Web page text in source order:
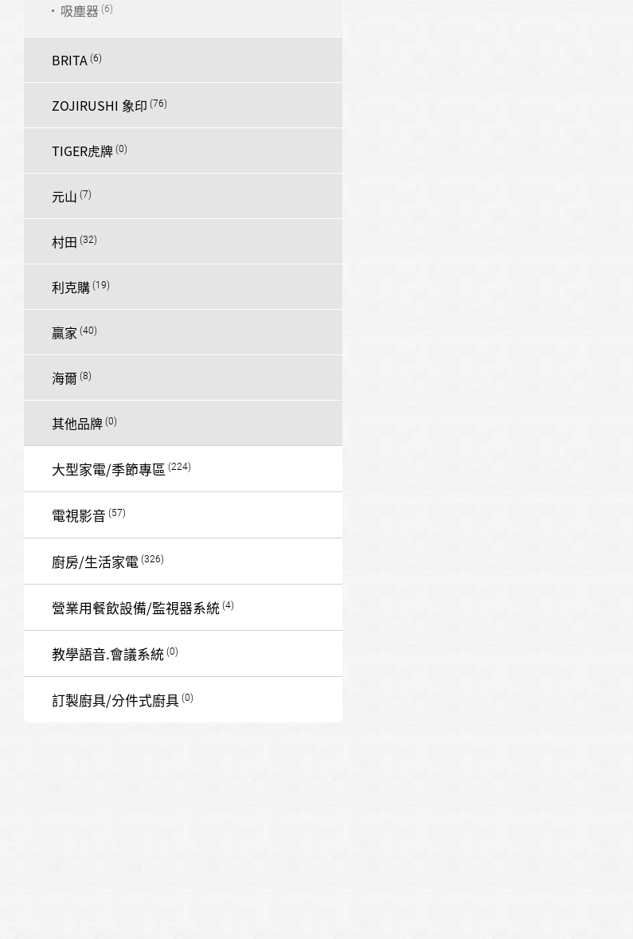
吸塵器
BRITA
ZOJIRUSHI 象印
TIGER虎牌
元山
村田
利克購
贏家
海爾
其他品牌
大型家電/季節專區
電視影音
廚房/生活家電
營業用餐飲設備/監視器系統
教學語音.會議系統
訂製廚具/分件式廚具